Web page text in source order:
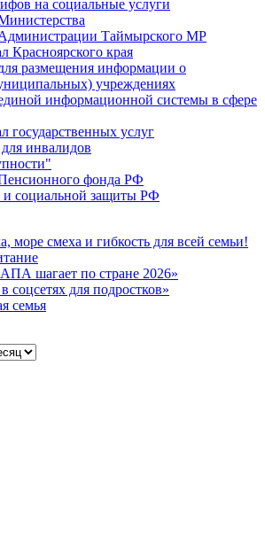
на социальные услуги
Таймырского МР
Красноярского края
размещения информации о
учреждениях
информационной системы в сфере
государственных услуг
инвалидов
фонда РФ
и социальной защиты РФ
море смеха и гибкость для всей семьи!
шагает по стране 2026»
соцсетях для подростков»
семья